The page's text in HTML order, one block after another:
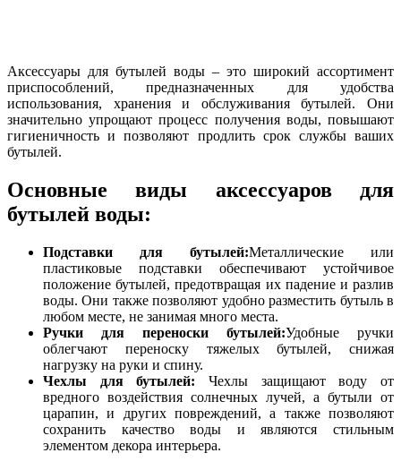
Аксессуары для бутылей воды – это широкий ассортимент
приспособлений, предназначенных для удобства
использования, хранения и обслуживания бутылей. Они
значительно упрощают процесс получения воды, повышают
гигиеничность и позволяют продлить срок службы ваших
бутылей.
Основные виды аксессуаров для
бутылей воды:
Подставки для бутылей:Металлические или
пластиковые подставки обеспечивают устойчивое
положение бутылей, предотвращая их падение и разлив
воды. Они также позволяют удобно разместить бутыль в
любом месте, не занимая много места.
Ручки для переноски бутылей:Удобные ручки
облегчают переноску тяжелых бутылей, снижая
нагрузку на руки и спину.
Чехлы для бутылей: Чехлы защищают воду от
вредного воздействия солнечных лучей, а бутыли от
царапин, и других повреждений, а также позволяют
сохранить качество воды и являются стильным
элементом декора интерьера.